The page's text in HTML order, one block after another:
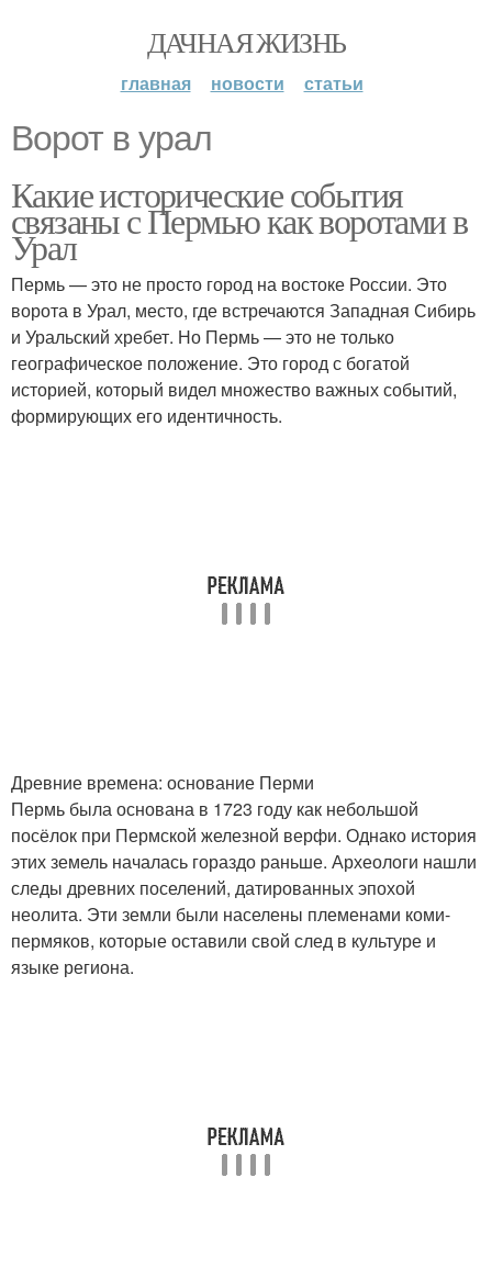
ДАЧНАЯ ЖИЗНЬ
главная новости статьи
Ворот в урал
Какие исторические события
связаны с Пермью как воротами в
Урал
Пермь — это не просто город на востоке России. Это
ворота в Урал, место, где встречаются Западная Сибирь
и Уральский хребет. Но Пермь — это не только
географическое положение. Это город с богатой
историей, который видел множество важных событий,
формирующих его идентичность.
Древние времена: основание Перми
Пермь была основана в 1723 году как небольшой
посёлок при Пермской железной верфи. Однако история
этих земель началась гораздо раньше. Археологи нашли
следы древних поселений, датированных эпохой
неолита. Эти земли были населены племенами коми-
пермяков, которые оставили свой след в культуре и
языке региона.